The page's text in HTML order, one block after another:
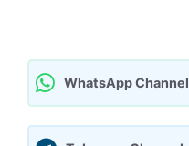
WhatsApp Channel